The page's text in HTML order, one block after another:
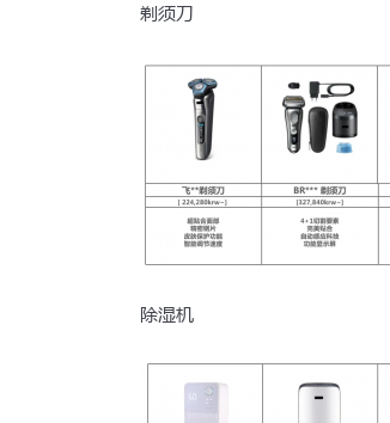
剃须刀
除湿机